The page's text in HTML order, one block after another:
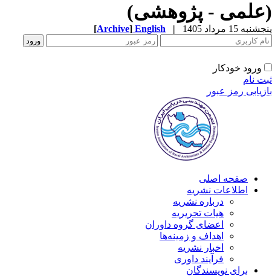
(علمی - پژوهشی)
پنجشنبه 15 مرداد 1405 |
English
[Archive]
ورود خودکار
ثبت نام
بازیابی رمز عبور
صفحه اصلی
اطلاعات نشریه
درباره نشریه
هیات تحریریه
اعضای گروه داوران
اهداف و زمینه‌ها
اخبار نشریه
فرآیند داوری
برای نویسندگان